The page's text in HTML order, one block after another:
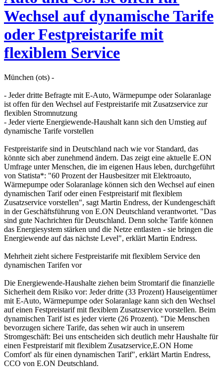
Wechsel auf dynamische Tarife
oder Festpreistarife mit
flexiblem Service
München (ots) -
- Jeder dritte Befragte mit E-Auto, Wärmepumpe oder Solaranlage
ist offen für den Wechsel auf Festpreistarife mit Zusatzservice zur
flexiblen Stromnutzung
- Jeder vierte Energiewende-Haushalt kann sich den Umstieg auf
dynamische Tarife vorstellen
Festpreistarife sind in Deutschland nach wie vor Standard, das
könnte sich aber zunehmend ändern. Das zeigt eine aktuelle E.ON
Umfrage unter Menschen, die im eigenen Haus leben, durchgeführt
von Statista*: "60 Prozent der Hausbesitzer mit Elektroauto,
Wärmepumpe oder Solaranlage können sich den Wechsel auf einen
dynamischen Tarif oder einen Festpreistarif mit flexiblem
Zusatzservice vorstellen", sagt Martin Endress, der Kundengeschäft
in der Geschäftsführung von E.ON Deutschland verantwortet. "Das
sind gute Nachrichten für Deutschland. Denn solche Tarife können
das Energiesystem stärken und die Netze entlasten - sie bringen die
Energiewende auf das nächste Level", erklärt Martin Endress.
Mehrheit zieht sichere Festpreistarife mit flexiblem Service den
dynamischen Tarifen vor
Die Energiewende-Haushalte ziehen beim Stromtarif die finanzielle
Sicherheit dem Risiko vor: Jeder dritte (33 Prozent) Hauseigentümer
mit E-Auto, Wärmepumpe oder Solaranlage kann sich den Wechsel
auf einen Festpreistarif mit flexiblem Zusatzservice vorstellen. Beim
dynamischen Tarif ist es jeder vierte (26 Prozent). "Die Menschen
bevorzugen sichere Tarife, das sehen wir auch in unserem
Stromgeschäft: Bei uns entscheiden sich deutlich mehr Haushalte für
einen Festpreistarif mit flexiblem Zusatzservice,E.ON Home
Comfort' als für einen dynamischen Tarif", erklärt Martin Endress,
CCO von E.ON Deutschland.